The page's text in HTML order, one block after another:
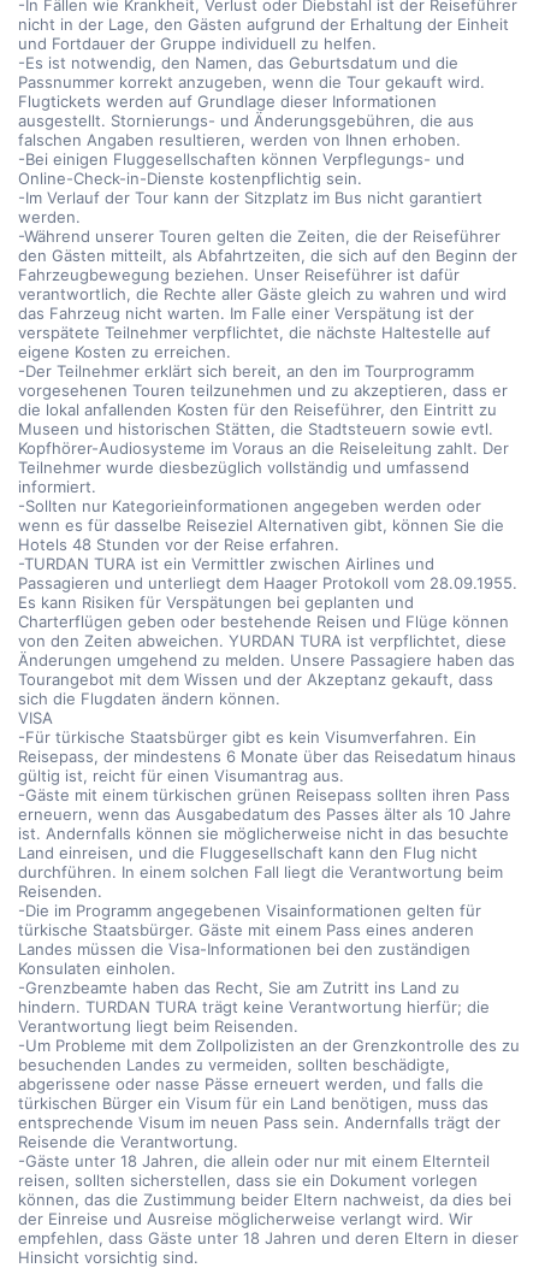
-In Fällen wie Krankheit, Verlust oder Diebstahl ist der Reiseführer
nicht in der Lage, den Gästen aufgrund der Erhaltung der Einheit
und Fortdauer der Gruppe individuell zu helfen.
-Es ist notwendig, den Namen, das Geburtsdatum und die
Passnummer korrekt anzugeben, wenn die Tour gekauft wird.
Flugtickets werden auf Grundlage dieser Informationen
ausgestellt. Stornierungs- und Änderungsgebühren, die aus
falschen Angaben resultieren, werden von Ihnen erhoben.
-Bei einigen Fluggesellschaften können Verpflegungs- und
Online-Check-in-Dienste kostenpflichtig sein.
-Im Verlauf der Tour kann der Sitzplatz im Bus nicht garantiert
werden.
-Während unserer Touren gelten die Zeiten, die der Reiseführer
den Gästen mitteilt, als Abfahrtzeiten, die sich auf den Beginn der
Fahrzeugbewegung beziehen. Unser Reiseführer ist dafür
verantwortlich, die Rechte aller Gäste gleich zu wahren und wird
das Fahrzeug nicht warten. Im Falle einer Verspätung ist der
verspätete Teilnehmer verpflichtet, die nächste Haltestelle auf
eigene Kosten zu erreichen.
-Der Teilnehmer erklärt sich bereit, an den im Tourprogramm
vorgesehenen Touren teilzunehmen und zu akzeptieren, dass er
die lokal anfallenden Kosten für den Reiseführer, den Eintritt zu
Museen und historischen Stätten, die Stadtsteuern sowie evtl.
Kopfhörer-Audiosysteme im Voraus an die Reiseleitung zahlt. Der
Teilnehmer wurde diesbezüglich vollständig und umfassend
informiert.
-Sollten nur Kategorieinformationen angegeben werden oder
wenn es für dasselbe Reiseziel Alternativen gibt, können Sie die
Hotels 48 Stunden vor der Reise erfahren.
-TURDAN TURA ist ein Vermittler zwischen Airlines und
Passagieren und unterliegt dem Haager Protokoll vom 28.09.1955.
Es kann Risiken für Verspätungen bei geplanten und
Charterflügen geben oder bestehende Reisen und Flüge können
von den Zeiten abweichen. YURDAN TURA ist verpflichtet, diese
Änderungen umgehend zu melden. Unsere Passagiere haben das
Tourangebot mit dem Wissen und der Akzeptanz gekauft, dass
sich die Flugdaten ändern können.
VISA
-Für türkische Staatsbürger gibt es kein Visumverfahren. Ein
Reisepass, der mindestens 6 Monate über das Reisedatum hinaus
gültig ist, reicht für einen Visumantrag aus.
-Gäste mit einem türkischen grünen Reisepass sollten ihren Pass
erneuern, wenn das Ausgabedatum des Passes älter als 10 Jahre
ist. Andernfalls können sie möglicherweise nicht in das besuchte
Land einreisen, und die Fluggesellschaft kann den Flug nicht
durchführen. In einem solchen Fall liegt die Verantwortung beim
Reisenden.
-Die im Programm angegebenen Visainformationen gelten für
türkische Staatsbürger. Gäste mit einem Pass eines anderen
Landes müssen die Visa-Informationen bei den zuständigen
Konsulaten einholen.
-Grenzbeamte haben das Recht, Sie am Zutritt ins Land zu
hindern. TURDAN TURA trägt keine Verantwortung hierfür; die
Verantwortung liegt beim Reisenden.
-Um Probleme mit dem Zollpolizisten an der Grenzkontrolle des zu
besuchenden Landes zu vermeiden, sollten beschädigte,
abgerissene oder nasse Pässe erneuert werden, und falls die
türkischen Bürger ein Visum für ein Land benötigen, muss das
entsprechende Visum im neuen Pass sein. Andernfalls trägt der
Reisende die Verantwortung.
-Gäste unter 18 Jahren, die allein oder nur mit einem Elternteil
reisen, sollten sicherstellen, dass sie ein Dokument vorlegen
können, das die Zustimmung beider Eltern nachweist, da dies bei
der Einreise und Ausreise möglicherweise verlangt wird. Wir
empfehlen, dass Gäste unter 18 Jahren und deren Eltern in dieser
Hinsicht vorsichtig sind.